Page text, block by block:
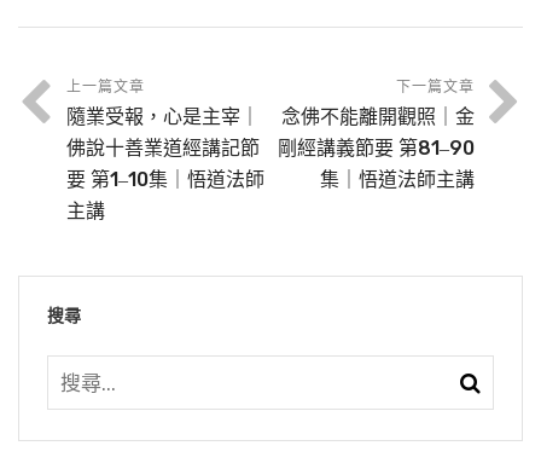
上一篇文章
隨業受報，心是主宰｜
佛說十善業道經講記節
要 第1‒10集｜悟道法師
主講
下一篇文章
念佛不能離開觀照｜金
剛經講義節要 第81‒90
集｜悟道法師主講
搜尋